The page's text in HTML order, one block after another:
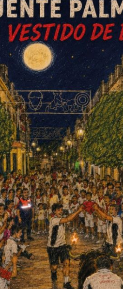
muy intensas
la Constitución.
ambiente y, sobre todo, de
Empresarial y su comisión de
sido una satisfacción para
Jesús Adame poco antes
el evento.
sido la concentración en un
ruta de la tapa donde era
todo, así como la unión